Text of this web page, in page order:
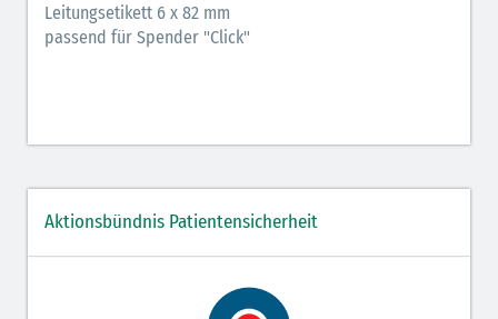
Leitungsetikett 6 x 82 mm
passend für Spender "Click"
Aktionsbündnis Patientensicherheit